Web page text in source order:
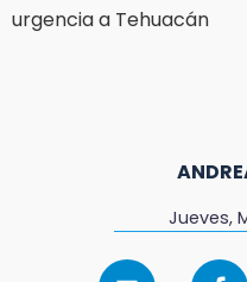
Jueves,